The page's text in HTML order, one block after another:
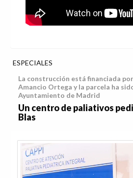
ESPECIALES
La construcción está financiada
Amancio Ortega y la parcela ha
Ayuntamiento de Madrid
Un centro de paliativos
Blas